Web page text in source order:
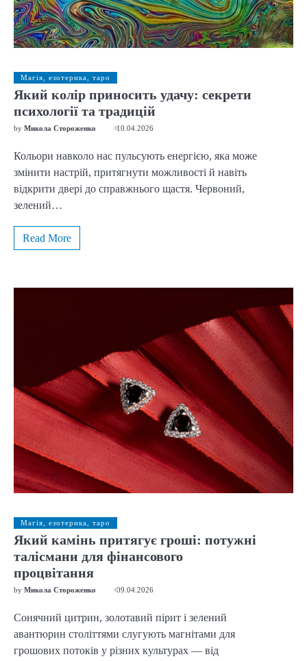
Магія, езотерика, таро
Який колір приносить удачу: секрети
психології та традицій
by Микола Стороженко 10.04.2026
Кольори навколо нас пульсують енергією, яка може
змінити настрій, притягнути можливості й навіть
відкрити двері до справжнього щастя. Червоний,
зелений…
Read More
Магія, езотерика, таро
Який камінь притягує гроші: потужні
талісмани для фінансового
процвітання
by Микола Стороженко 09.04.2026
Сонячний цитрин, золотавий пірит і зелений
авантюрин століттями слугують магнітами для
грошових потоків у різних культурах — від